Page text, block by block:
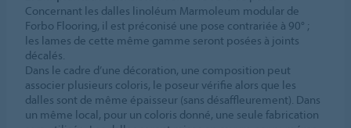
Concernant les dalles linoléum Marmoleum modular de
Forbo Flooring, il est préconisé une pose contrariée à 90° ;
les lames de cette même gamme seront posées à joints
décalés.
Dans le cadre d’une décoration, une composition peut
associer plusieurs coloris, le poseur vérifie alors que les
dalles sont de même épaisseur (sans désaffleurement). Dans
un même local, pour un coloris donné, une seule fabrication